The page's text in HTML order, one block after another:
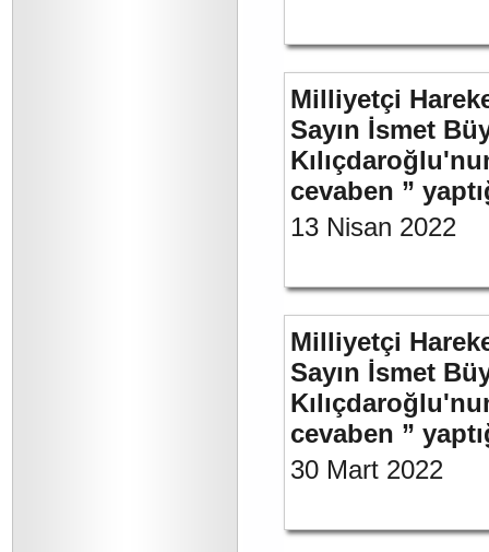
Milliyetçi
Sayın İsmet
cevaben ”
13 Nisan 2022
Milliyetçi
Sayın İsmet
cevaben ”
30 Mart 2022